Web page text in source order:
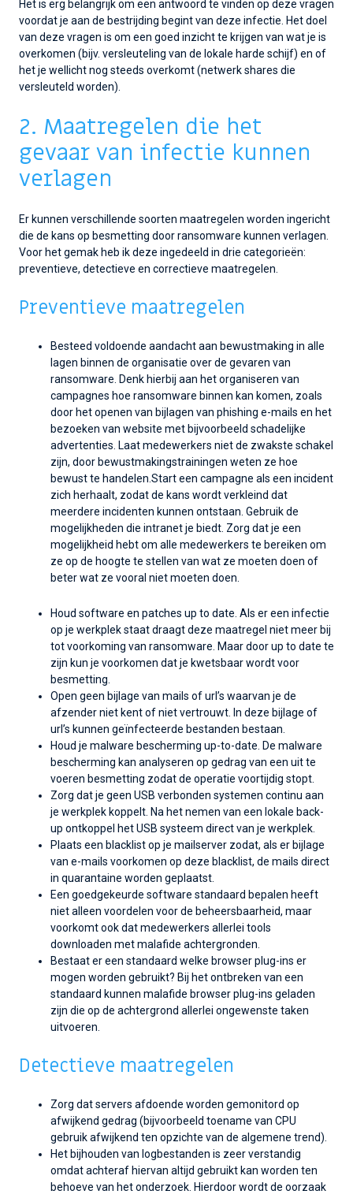
Het is erg belangrijk om een antwoord te vinden op deze vragen
voordat je aan de bestrijding begint van deze infectie. Het doel
van deze vragen is om een goed inzicht te krijgen van wat je is
overkomen (bijv. versleuteling van de lokale harde schijf) en of
het je wellicht nog steeds overkomt (netwerk shares die
versleuteld worden).
2. Maatregelen die het
gevaar van infectie kunnen
verlagen
Er kunnen verschillende soorten maatregelen worden ingericht
die de kans op besmetting door ransomware kunnen verlagen.
Voor het gemak heb ik deze ingedeeld in drie categorieën:
preventieve, detectieve en correctieve maatregelen.
Preventieve maatregelen
Besteed voldoende aandacht aan bewustmaking in alle
lagen binnen de organisatie over de gevaren van
ransomware. Denk hierbij aan het organiseren van
campagnes hoe ransomware binnen kan komen, zoals
door het openen van bijlagen van phishing e-mails en het
bezoeken van website met bijvoorbeeld schadelijke
advertenties. Laat medewerkers niet de zwakste schakel
zijn, door bewustmakingstrainingen weten ze hoe
bewust te handelen.Start een campagne als een incident
zich herhaalt, zodat de kans wordt verkleind dat
meerdere incidenten kunnen ontstaan. Gebruik de
mogelijkheden die intranet je biedt. Zorg dat je een
mogelijkheid hebt om alle medewerkers te bereiken om
ze op de hoogte te stellen van wat ze moeten doen of
beter wat ze vooral niet moeten doen.
Houd software en patches up to date. Als er een infectie
op je werkplek staat draagt deze maatregel niet meer bij
tot voorkoming van ransomware. Maar door up to date te
zijn kun je voorkomen dat je kwetsbaar wordt voor
besmetting.
Open geen bijlage van mails of url’s waarvan je de
afzender niet kent of niet vertrouwt. In deze bijlage of
url’s kunnen geïnfecteerde bestanden bestaan.
Houd je malware bescherming up-to-date. De malware
bescherming kan analyseren op gedrag van een uit te
voeren besmetting zodat de operatie voortijdig stopt.
Zorg dat je geen USB verbonden systemen continu aan
je werkplek koppelt. Na het nemen van een lokale back-
up ontkoppel het USB systeem direct van je werkplek.
Plaats een blacklist op je mailserver zodat, als er bijlage
van e-mails voorkomen op deze blacklist, de mails direct
in quarantaine worden geplaatst.
Een goedgekeurde software standaard bepalen heeft
niet alleen voordelen voor de beheersbaarheid, maar
voorkomt ook dat medewerkers allerlei tools
downloaden met malafide achtergronden.
Bestaat er een standaard welke browser plug-ins er
mogen worden gebruikt? Bij het ontbreken van een
standaard kunnen malafide browser plug-ins geladen
zijn die op de achtergrond allerlei ongewenste taken
uitvoeren.
Detectieve maatregelen
Zorg dat servers afdoende worden gemonitord op
afwijkend gedrag (bijvoorbeeld toename van CPU
gebruik afwijkend ten opzichte van de algemene trend).
Het bijhouden van logbestanden is zeer verstandig
omdat achteraf hiervan altijd gebruikt kan worden ten
behoeve van het onderzoek. Hierdoor wordt de oorzaak